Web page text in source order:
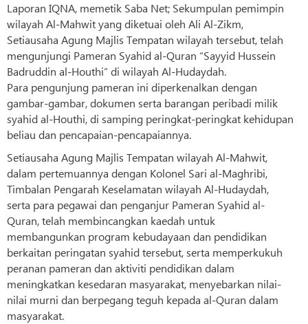
Laporan IQNA, memetik Saba Net; Sekumpulan pemimpin
wilayah Al-Mahwit yang diketuai oleh Ali Al-Zikm,
Setiausaha Agung Majlis Tempatan wilayah tersebut, telah
mengunjungi Pameran Syahid al-Quran “Sayyid Hussein
Badruddin al-Houthi” di wilayah Al-Hudaydah.
Para pengunjung pameran ini diperkenalkan dengan
gambar-gambar, dokumen serta barangan peribadi milik
syahid al-Houthi, di samping peringkat-peringkat kehidupan
beliau dan pencapaian-pencapaiannya.
Setiausaha Agung Majlis Tempatan wilayah Al-Mahwit,
dalam pertemuannya dengan Kolonel Sari al-Maghribi,
Timbalan Pengarah Keselamatan wilayah Al-Hudaydah,
serta para pegawai dan penganjur Pameran Syahid al-
Quran, telah membincangkan kaedah untuk
membangunkan program kebudayaan dan pendidikan
berkaitan peringatan syahid tersebut, serta memperkukuh
peranan pameran dan aktiviti pendidikan dalam
meningkatkan kesedaran masyarakat, menyebarkan nilai-
nilai murni dan berpegang teguh kepada al-Quran dalam
masyarakat.